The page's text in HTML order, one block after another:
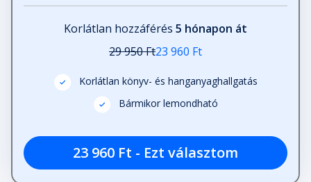
Korlátlan hozzáférés 5 hónapon át
29 950 Ft23 960 Ft
Korlátlan könyv- és hanganyaghallgatás
Bármikor lemondható
23 960 Ft - Ezt választom